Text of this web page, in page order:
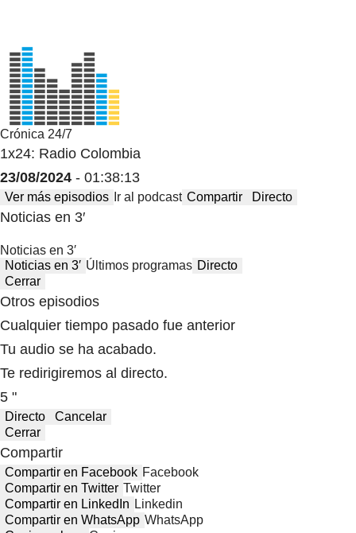
Crónica 24/7
1x24: Radio Colombia
23/08/2024 - 01:38:13
Ver más episodios Ir al podcast Compartir Directo
Noticias en 3′
Noticias en 3′
Noticias en 3′ Últimos programas Directo
Cerrar
Otros episodios
Cualquier tiempo pasado fue anterior
Tu audio se ha acabado.
Te redirigiremos al directo.
5 "
Directo
Cancelar
Cerrar
Compartir
Compartir en Facebook Facebook
Compartir en Twitter Twitter
Compartir en LinkedIn Linkedin
Compartir en WhatsApp WhatsApp